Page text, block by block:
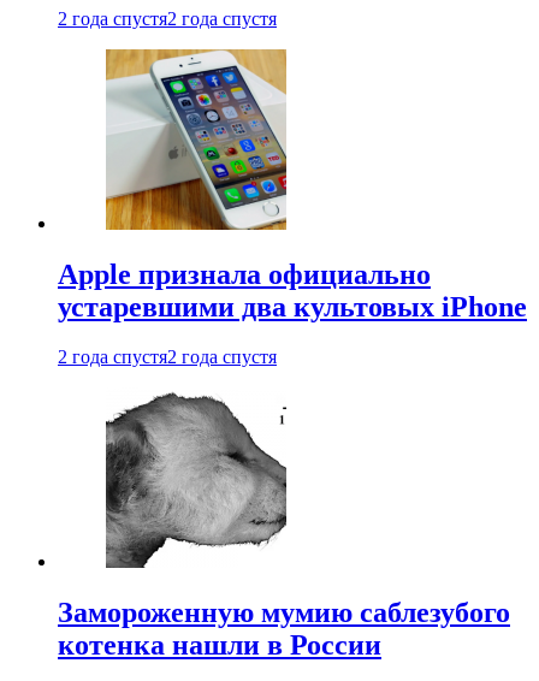
2 года спустя2 года спустя
Apple признала официально
устаревшими два культовых iPhone
2 года спустя2 года спустя
Замороженную мумию саблезубого
котенка нашли в России